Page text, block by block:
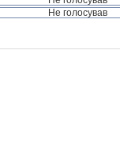
Не голосував